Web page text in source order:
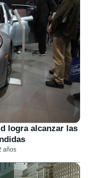
logra alcanzar las
años